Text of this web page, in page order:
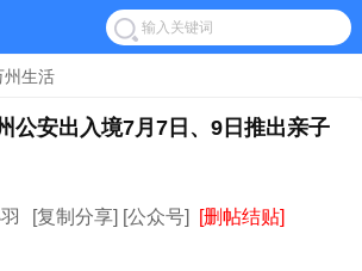
州生活
公安出入境7月7日、9日推出亲子
[复制分享] [公众号] [删帖结贴]